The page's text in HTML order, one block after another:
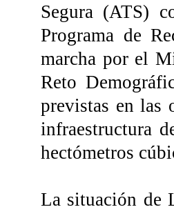
Segura (ATS)
Programa de
marcha por el
Reto
previstas en las
infraestructura
hectómetros
La situación de